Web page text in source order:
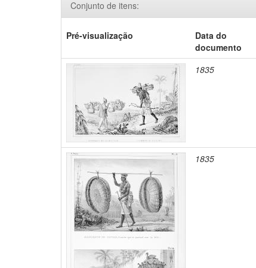
Conjunto de itens:
Pré-visualização
Data do
documento
1835
1835